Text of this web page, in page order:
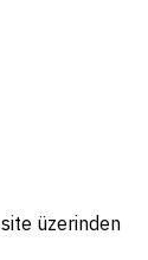
üzerinden